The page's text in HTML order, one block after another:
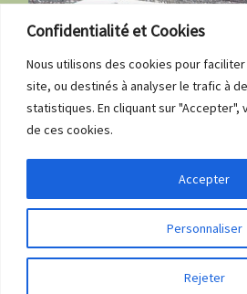
Confidentialité et Cookies
Nous utilisons des cookies pour
site, ou destinés à analyser le trafic à
statistiques. En cliquant sur "Accepter",
de ces cookies.
Personnaliser
Rejeter
Accepter
© 2026La ferme du Choucou–
– Réalisé avec the